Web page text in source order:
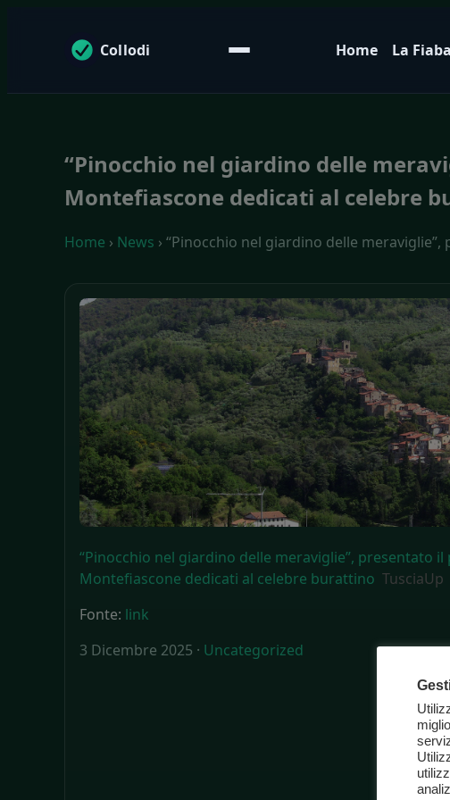
Collodi Home La Fiaba
“Pinocchio nel giardino delle
Montefiascone dedicati al celebre
Home › News › “Pinocchio nel giardino delle
“Pinocchio nel giardino delle meraviglie”, presentato
Montefiascone dedicati al celebre burattino TusciaUp
Fonte: link
3 Dicembre 2025 · Uncategorized